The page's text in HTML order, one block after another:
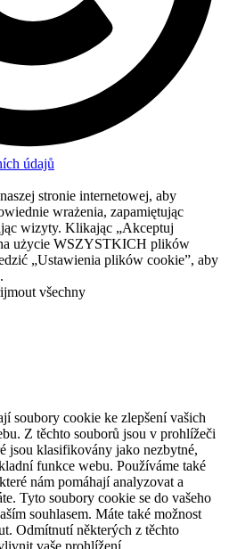
údajů
stronie internetowej, aby
wrażenia, zapamiętując
wizyty. Klikając „Akceptuj
użycie WSZYSTKICH plików
„Ustawienia plików cookie”, aby
všechny
soubory cookie ke zlepšení vašich
Z těchto souborů jsou v prohlížeči
jsou klasifikovány jako nezbytné,
funkce webu. Používáme také
nám pomáhají analyzovat a
Tyto soubory cookie se do vašeho
souhlasem. Máte také možnost
Odmítnutí některých z těchto
vaše prohlížení.